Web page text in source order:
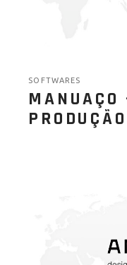
SOFTWARES
MANUAÇO
PRODUÇÃO